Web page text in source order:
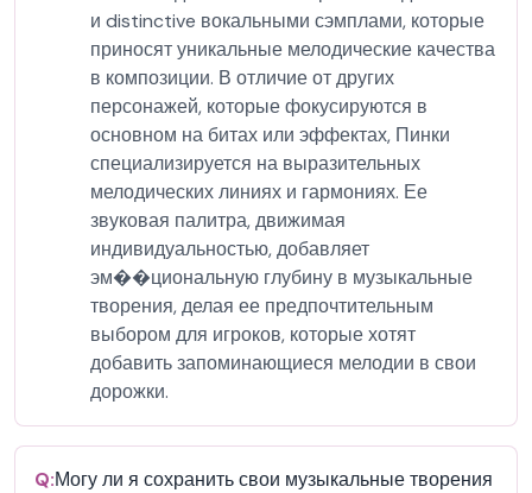
и distinctive вокальными сэмплами, которые
приносят уникальные мелодические качества
в композиции. В отличие от других
персонажей, которые фокусируются в
основном на битах или эффектах, Пинки
специализируется на выразительных
мелодических линиях и гармониях. Ее
звуковая палитра, движимая
индивидуальностью, добавляет
эм��циональную глубину в музыкальные
творения, делая ее предпочтительным
выбором для игроков, которые хотят
добавить запоминающиеся мелодии в свои
дорожки.
Q:Могу ли я сохранить свои музыкальные творения